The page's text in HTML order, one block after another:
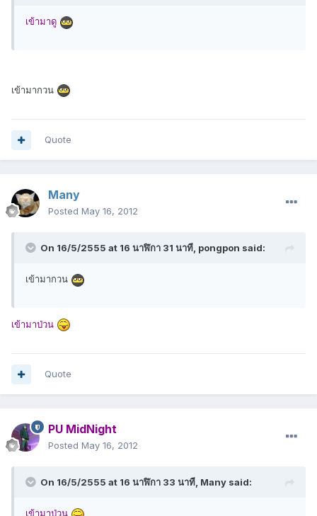
เข้ามาดู
เข้ามากวน
Quote
Many
Posted May 16, 2012
On 16/5/2555 at 16 นาฬิกา 31 นาที, pongpon said:
เข้ามากวน
เข้ามาป่วน
Quote
PU MidNight
Posted May 16, 2012
On 16/5/2555 at 16 นาฬิกา 33 นาที, Many said:
เข้ามาป่วน